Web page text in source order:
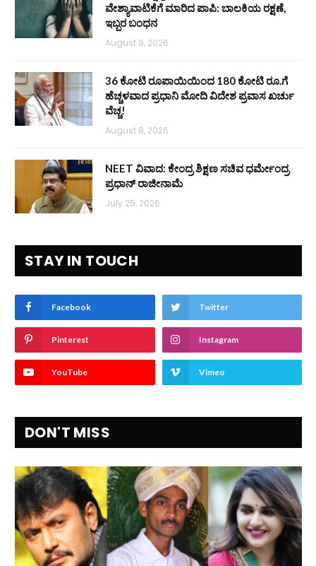
ವೇಶ್ಯಾವಾಟಿಕೆಗೆ ಮಾರಿದ ಪಾಪಿ: ಬಾಲಕಿಯ ರಕ್ಷಣೆ,
ಇಬ್ಬರ ಬಂಧನ
August 9, 2026
36 ಕೋಟಿ ರೂಪಾಯಿಯಿಂದ 180 ಕೋಟಿ ರೂ.ಗೆ
ಹೆಚ್ಚಳವಾದ ಪ್ರಧಾನಿ ಮೋದಿ ವಿದೇಶ ಪ್ರವಾಸ ಖರ್ಚು
ವೆಚ್ಚ!
August 8, 2026
NEET ವಿವಾದ: ಕೇಂದ್ರ ಶಿಕ್ಷಣ ಸಚಿವ ಧರ್ಮೇಂದ್ರ
ಪ್ರಧಾನ್ ರಾಜೀನಾಮೆ
July 25, 2026
STAY IN TOUCH
Facebook Twitter
Pinterest Instagram
YouTube Vimeo
DON'T MISS